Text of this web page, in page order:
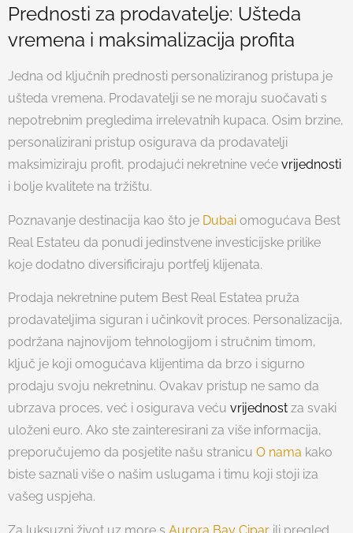
Prednosti za prodavatelje: Ušteda
vremena i maksimalizacija profita
Jedna od ključnih prednosti personaliziranog pristupa je
ušteda vremena. Prodavatelji se ne moraju suočavati s
nepotrebnim pregledima irrelevatnih kupaca. Osim brzine,
personalizirani pristup osigurava da prodavatelji
maksimiziraju profit, prodajući nekretnine veće vrijednosti
i bolje kvalitete na tržištu.
Poznavanje destinacija kao što je Dubai omogućava Best
Real Estateu da ponudi jedinstvene investicijske prilike
koje dodatno diversificiraju portfelj klijenata.
Prodaja nekretnine putem Best Real Estatea pruža
prodavateljima siguran i učinkovit proces. Personalizacija,
podržana najnovijom tehnologijom i stručnim timom,
ključ je koji omogućava klijentima da brzo i sigurno
prodaju svoju nekretninu. Ovakav pristup ne samo da
ubrzava proces, već i osigurava veću vrijednost za svaki
uloženi euro. Ako ste zainteresirani za više informacija,
preporučujemo da posjetite našu stranicu O nama kako
biste saznali više o našim uslugama i timu koji stoji iza
vašeg uspjeha.
Za luksuzni život uz more s Aurora Bay Cipar ili pregled